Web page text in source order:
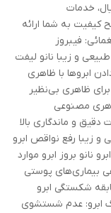
خدمات
کیفیت به شما ارائه
فیبروز
و زیبا نانو لیفت
ابروها با ظاهری
برای ظاهری بی‌نظیر
مصنوعی
و ماندگاری بالا
و زیبا رفع نواقص ابرو
نانو بروز ابرو موارد
بیماری‌های پوستی
شکستگی ابرو
ابرو: عدم شستشوی